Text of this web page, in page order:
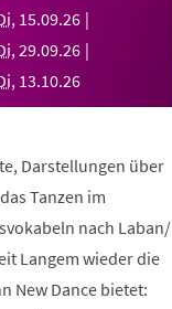
, 15.09.26
,29.09.26
, 13.10.26
Darstellungen über
Tanzen im
nach Laban/
Langem wieder die
New Dance bietet: